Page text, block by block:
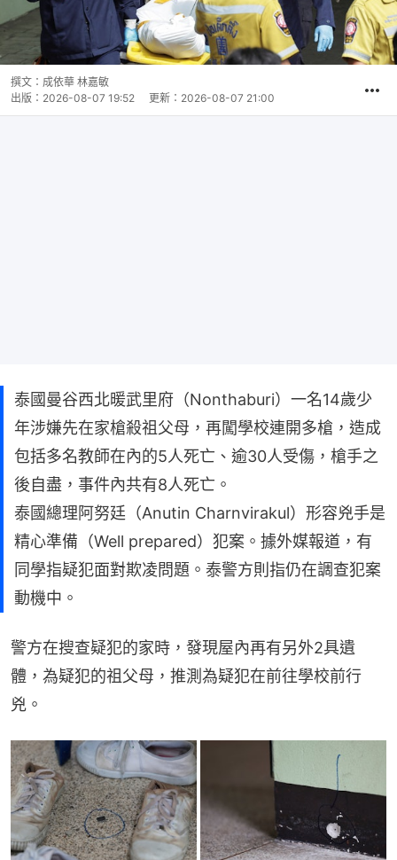
撰文： 成依華 林嘉敏
出版： 2026-08-07 19:52 更新： 2026-08-07 21:00
泰國曼谷西北暖武里府（Nonthaburi）一名14歲少
年涉嫌先在家槍殺祖父母，再闖學校連開多槍，造成
包括多名教師在內的5人死亡、逾30人受傷，槍手之
後自盡，事件內共有8人死亡。
泰國總理阿努廷（Anutin Charnvirakul）形容兇手是
精心準備（Well prepared）犯案。據外媒報道，有
同學指疑犯面對欺凌問題。泰警方則指仍在調查犯案
動機中。
警方在搜查疑犯的家時，發現屋內再有另外2具遺
體，為疑犯的祖父母，推測為疑犯在前往學校前行
兇。